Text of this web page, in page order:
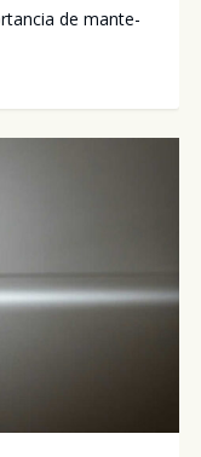
de man­te­